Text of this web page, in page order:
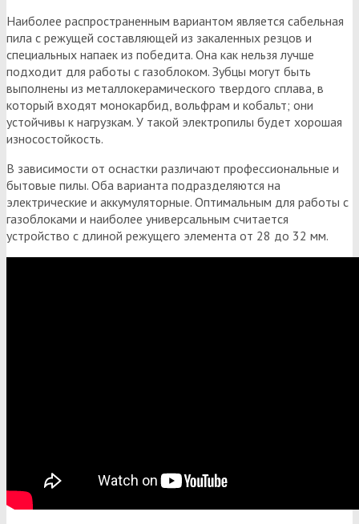
Наиболее распространенным вариантом является сабельная
пила с режущей составляющей из закаленных резцов и
специальных напаек из победита. Она как нельзя лучше
подходит для работы с газоблоком. Зубцы могут быть
выполнены из металлокерамического твердого сплава, в
который входят монокарбид, вольфрам и кобальт; они
устойчивы к нагрузкам. У такой электропилы будет хорошая
износостойкость.
В зависимости от оснастки различают профессиональные и
бытовые пилы. Оба варианта подразделяются на
электрические и аккумуляторные. Оптимальным для работы с
газоблоками и наиболее универсальным считается
устройство с длиной режущего элемента от 28 до 32 мм.